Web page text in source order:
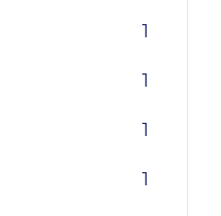
1
1
1
1